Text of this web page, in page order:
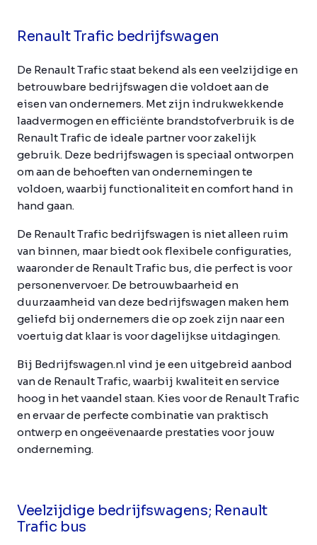
Renault Trafic bedrijfswagen
De Renault Trafic staat bekend als een veelzijdige en
betrouwbare bedrijfswagen die voldoet aan de
eisen van ondernemers. Met zijn indrukwekkende
laadvermogen en efficiënte brandstofverbruik is de
Renault Trafic de ideale partner voor zakelijk
gebruik. Deze bedrijfswagen is speciaal ontworpen
om aan de behoeften van ondernemingen te
voldoen, waarbij functionaliteit en comfort hand in
hand gaan.
De Renault Trafic bedrijfswagen is niet alleen ruim
van binnen, maar biedt ook flexibele configuraties,
waaronder de Renault Trafic bus, die perfect is voor
personenvervoer. De betrouwbaarheid en
duurzaamheid van deze bedrijfswagen maken hem
geliefd bij ondernemers die op zoek zijn naar een
voertuig dat klaar is voor dagelijkse uitdagingen.
Bij Bedrijfswagen.nl vind je een uitgebreid aanbod
van de Renault Trafic, waarbij kwaliteit en service
hoog in het vaandel staan. Kies voor de Renault Trafic
en ervaar de perfecte combinatie van praktisch
ontwerp en ongeëvenaarde prestaties voor jouw
onderneming.
Veelzijdige bedrijfswagens; Renault
Trafic bus